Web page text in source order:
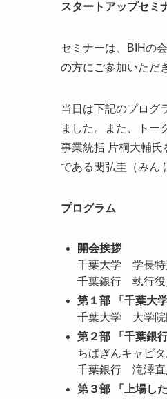
スタートアップセミ
セミナーは、BIHの
の方にご参加いただ
当日は下記のプログ
ました。また、トー
事業統括 片桐大輔
である閔弘圭（みん
プログラム
開会挨拶
千葉大学 学長
千葉銀行 執行
第１部 「千葉大
千葉大学 大学院
第２部 「千葉銀
ちばぎんキャピ
千葉銀行 滝澤直
第３部 「上場し